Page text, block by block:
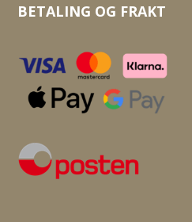
BETALING OG FRAKT